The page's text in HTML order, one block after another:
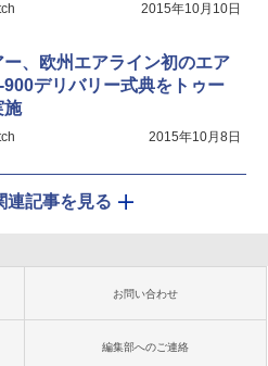
2015年10月10日
ー、欧州エアライン初のエア
デリバリー式典をトゥー
施
2015年10月8日
連記事を見る
お問い合わせ
編集部へのご連絡